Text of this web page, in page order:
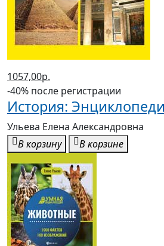
1057,00р.
-40% после регистрации
История: Энциклопедия
Ульева Елена Александровна
В корзину
В корзине